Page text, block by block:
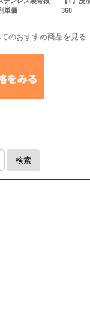
単価
360
のおすすめ商品を見る
検索